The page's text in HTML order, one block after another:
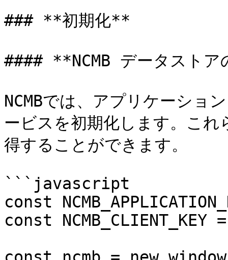
### **初期化**
#### **NCMB データスト
NCMBでは、アプリケーショ
ービスを初期化します。これ
得することができます。
```javascript
const
const NCMB_CLIENT_KEY